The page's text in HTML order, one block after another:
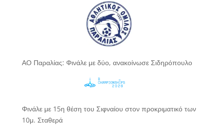
ΑΟ Παραλίας: Φινάλε με δύο, ανακοίνωσε Σιδηρόπουλο
Φινάλε με 15η θέση του Σιφναίου στον προκριματικό των
10μ. Σταθερά